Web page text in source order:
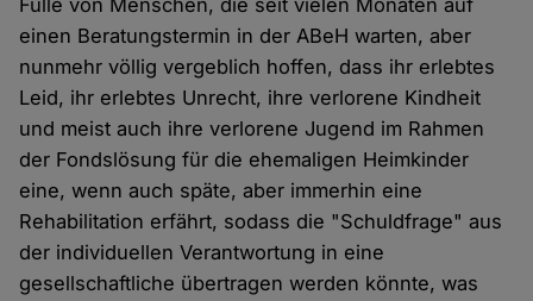
Fülle von Menschen, die seit vielen Monaten auf
einen Beratungstermin in der ABeH warten, aber
nunmehr völlig vergeblich hoffen, dass ihr erlebtes
Leid, ihr erlebtes Unrecht, ihre verlorene Kindheit
und meist auch ihre verlorene Jugend im Rahmen
der Fondslösung für die ehemaligen Heimkinder
eine, wenn auch späte, aber immerhin eine
Rehabilitation erfährt, sodass die "Schuldfrage" aus
der individuellen Verantwortung in eine
gesellschaftliche übertragen werden könnte, was